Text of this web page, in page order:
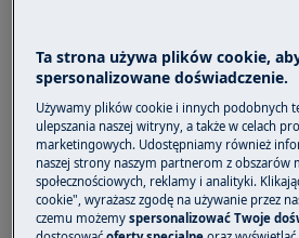
Zamówiłem inny produkt
Otrzymałem inne
zamówiłem
Dotyczy
Zamówienia ze strony
Ta strona używa plików cookie,
spersonalizowane doświadczenie.
Używamy plików cookie i innych podobnych
ulepszania naszej witryny, a także w celach
marketingowych. Udostępniamy również
naszej strony naszym partnerom z obszarów
społecznościowych, reklamy i analityki.
cookie", wyrażasz zgodę na używanie przez
czemu możemyspersonalizować Twoje